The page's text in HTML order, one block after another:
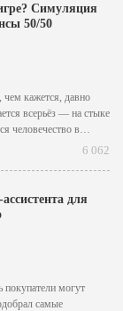
Симуляция
50/50
чем кажется, давно
всерьёз — на стыке
человечество в
6 062
для
покупатели могут
самые